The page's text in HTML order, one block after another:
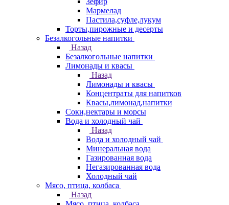
Мармелад
Пастила,суфле,лукум
Торты,пирожные и десерты
Безалкогольные напитки
Назад
Безалкогольные напитки
Лимонады и квасы
Назад
Лимонады и квасы
Концентраты для напитков
Квасы,лимонад,напитки
Соки,нектары и морсы
Вода и холодный чай
Назад
Вода и холодный чай
Минеральная вода
Газированная вода
Негазированная вода
Холодный чай
Мясо, птица, колбаса
Назад